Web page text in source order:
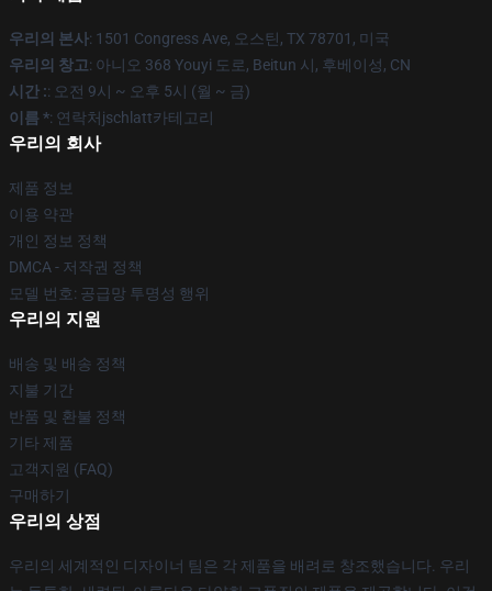
우리의 본사: 1501 Congress Ave, 오스틴, TX 78701, 미국
우리의 창고: 아니오 368 Youyi 도로, Beitun 시, 후베이성, CN
시간 :: 오전 9시 ~ 오후 5시 (월 ~ 금)
이름 *: 연락처jschlatt카테고리
우리의 회사
제품 정보
이용 약관
개인 정보 정책
DMCA - 저작권 정책
모델 번호: 공급망 투명성 행위
우리의 지원
배송 및 배송 정책
지불 기간
반품 및 환불 정책
기타 제품
고객지원 (FAQ)
구매하기
우리의 상점
우리의 세계적인 디자이너 팀은 각 제품을 배려로 창조했습니다. 우리